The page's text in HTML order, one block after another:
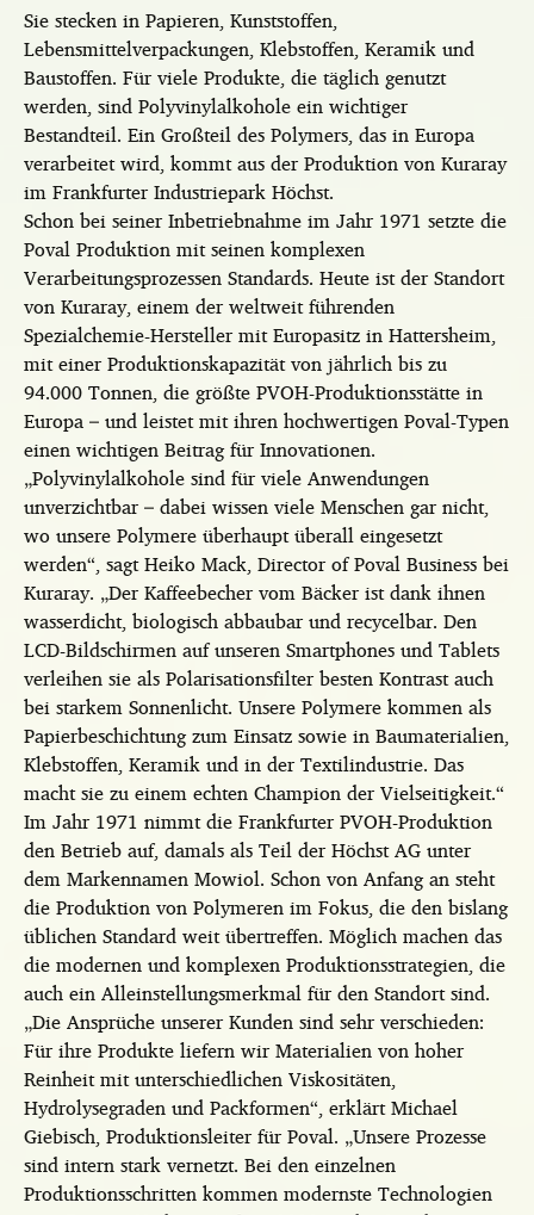
Sie stecken in Papieren, Kunststoffen,
Lebensmittelverpackungen, Klebstoffen, Keramik und
Baustoffen. Für viele Produkte, die täglich genutzt
werden, sind Polyvinylalkohole ein wichtiger
Bestandteil. Ein Großteil des Polymers, das in Europa
verarbeitet wird, kommt aus der Produktion von Kuraray
im Frankfurter Industriepark Höchst.
Schon bei seiner Inbetriebnahme im Jahr 1971 setzte die
Poval Produktion mit seinen komplexen
Verarbeitungsprozessen Standards. Heute ist der Standort
von Kuraray, einem der weltweit führenden
Spezialchemie-Hersteller mit Europasitz in Hattersheim,
mit einer Produktionskapazität von jährlich bis zu
94.000 Tonnen, die größte PVOH-Produktionsstätte in
Europa – und leistet mit ihren hochwertigen Poval-Typen
einen wichtigen Beitrag für Innovationen.
„Polyvinylalkohole sind für viele Anwendungen
unverzichtbar – dabei wissen viele Menschen gar nicht,
wo unsere Polymere überhaupt überall eingesetzt
werden“, sagt Heiko Mack, Director of Poval Business bei
Kuraray. „Der Kaffeebecher vom Bäcker ist dank ihnen
wasserdicht, biologisch abbaubar und recycelbar. Den
LCD-Bildschirmen auf unseren Smartphones und Tablets
verleihen sie als Polarisationsfilter besten Kontrast auch
bei starkem Sonnenlicht. Unsere Polymere kommen als
Papierbeschichtung zum Einsatz sowie in Baumaterialien,
Klebstoffen, Keramik und in der Textilindustrie. Das
macht sie zu einem echten Champion der Vielseitigkeit.“
Im Jahr 1971 nimmt die Frankfurter PVOH-Produktion
den Betrieb auf, damals als Teil der Höchst AG unter
dem Markennamen Mowiol. Schon von Anfang an steht
die Produktion von Polymeren im Fokus, die den bislang
üblichen Standard weit übertreffen. Möglich machen das
die modernen und komplexen Produktionsstrategien, die
auch ein Alleinstellungsmerkmal für den Standort sind.
„Die Ansprüche unserer Kunden sind sehr verschieden:
Für ihre Produkte liefern wir Materialien von hoher
Reinheit mit unterschiedlichen Viskositäten,
Hydrolysegraden und Packformen“, erklärt Michael
Giebisch, Produktionsleiter für Poval. „Unsere Prozesse
sind intern stark vernetzt. Bei den einzelnen
Produktionsschritten kommen modernste Technologien